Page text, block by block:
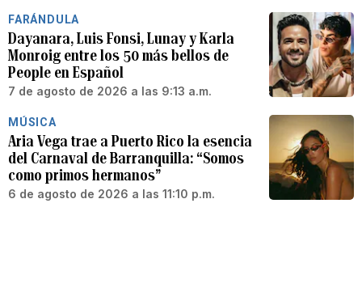
FARÁNDULA
Dayanara, Luis Fonsi, Lunay y Karla
Monroig entre los 50 más bellos de
People en Español
7 de agosto de 2026 a las 9:13 a.m.
MÚSICA
Aria Vega trae a Puerto Rico la esencia
del Carnaval de Barranquilla: “Somos
como primos hermanos”
6 de agosto de 2026 a las 11:10 p.m.